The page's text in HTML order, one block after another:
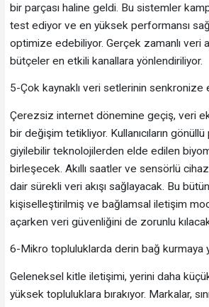
bir parçası haline geldi. Bu sistemler
test ediyor ve en yüksek performansı
optimize edebiliyor. Gerçek zamanlı veri
bütçeler en etkili kanallara yönlendiriliyor.
5-Çok kaynaklı veri setlerinin senkronize
Çerezsiz internet dönemine geçiş, veri
bir değişim tetikliyor. Kullanıcıların gönüllü
giyilebilir teknolojilerden elde edilen
birleşecek. Akıllı saatler ve sensörlü
dair sürekli veri akışı sağlayacak. Bu
kişiselleştirilmiş ve bağlamsal iletişim
açarken veri güvenliğini de zorunlu
6-Mikro topluluklarda derin bağ kurmaya
Geleneksel kitle iletişimi, yerini daha
yüksek topluluklara bırakıyor. Markalar,